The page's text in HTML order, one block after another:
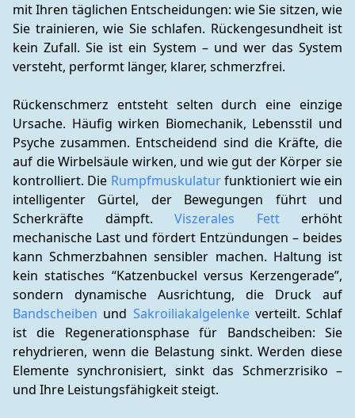
mit Ihren täglichen Entscheidungen: wie Sie sitzen, wie
Sie trainieren, wie Sie schlafen. Rückengesundheit ist
kein Zufall. Sie ist ein System – und wer das System
versteht, performt länger, klarer, schmerzfrei.
Rückenschmerz entsteht selten durch eine einzige
Ursache. Häufig wirken Biomechanik, Lebensstil und
Psyche zusammen. Entscheidend sind die Kräfte, die
auf die Wirbelsäule wirken, und wie gut der Körper sie
kontrolliert. Die Rumpfmuskulatur funktioniert wie ein
intelligenter Gürtel, der Bewegungen führt und
Scherkräfte dämpft. Viszerales Fett erhöht
mechanische Last und fördert Entzündungen – beides
kann Schmerzbahnen sensibler machen. Haltung ist
kein statisches “Katzenbuckel versus Kerzengerade”,
Bandscheiben und Sakroiliakalgelenke verteilt. Schlaf
ist die Regenerationsphase für Bandscheiben: Sie
rehydrieren, wenn die Belastung sinkt. Werden diese
Elemente synchronisiert, sinkt das Schmerzrisiko –
und Ihre Leistungsfähigkeit steigt.